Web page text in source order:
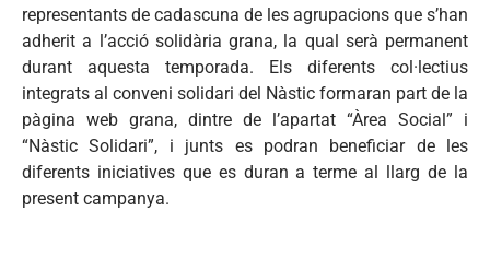
representants de cadascuna de les agrupacions que s’han
adherit a l’acció solidària grana, la qual serà permanent
durant aquesta temporada. Els diferents col·lectius
integrats al conveni solidari del Nàstic formaran part de la
pàgina web grana, dintre de l’apartat “Àrea Social” i
“Nàstic Solidari”, i junts es podran beneficiar de les
diferents iniciatives que es duran a terme al llarg de la
present campanya.